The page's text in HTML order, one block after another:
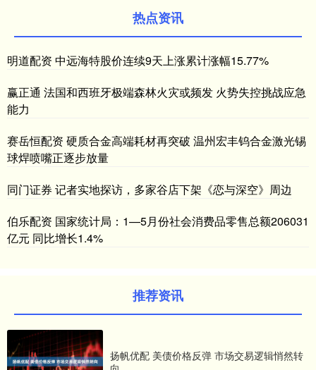
热点资讯
明道配资 中远海特股价连续9天上涨累计涨幅15.77%
赢正通 法国和西班牙极端森林火灾或频发 火势失控挑战应急
能力
赛岳恒配资 硬质合金高端耗材再突破 温州宏丰钨合金激光锡
球焊喷嘴正逐步放量
同门证券 记者实地探访，多家谷店下架《恋与深空》周边
伯乐配资 国家统计局：1—5月份社会消费品零售总额206031
亿元 同比增长1.4%
推荐资讯
扬帆优配 美债价格反弹 市场交易逻辑悄然转